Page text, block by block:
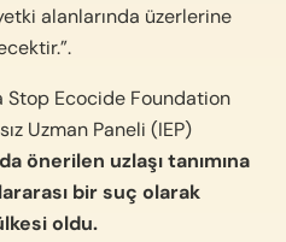
alanlarında üzerlerine
Stop Ecocide Foundation
Uzman Paneli (IEP)
önerilen uzlaşı tanımına
bir suç olarak
oldu.